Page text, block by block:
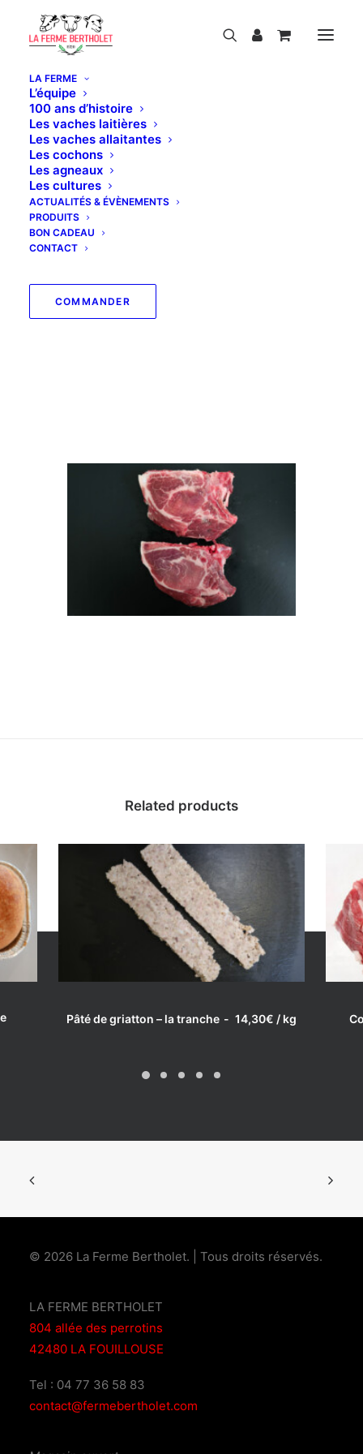
LA FERME
L’équipe
100 ans d’histoire
Les vaches laitières
Les vaches allaitantes
Les cochons
Les agneaux
Les cultures
ACTUALITÉS & ÉVÈNEMENTS
PRODUITS
BON CADEAU
CONTACT
COMMANDER
Notre magasin est actuellement fermé pour
les vacances d'été.
Nous serons heureux de vous retrouver à
partir du jeudi 3 septembre.
Pendant cette période, les commandes
passées sur le site ne seront pas traitées.
pièce (env. 160 g)
9,90€ / kg
Catégorie: Porc
Related products
LIRE LA SUITE
Pâté de griatton – la tranche 14,30€ / kg
© 2026 La Ferme Bertholet. | Tous droits réservés.
LA FERME BERTHOLET
804 allée des perrotins
42480 LA FOUILLOUSE
Tel : 04 77 36 58 83
contact@fermebertholet.com